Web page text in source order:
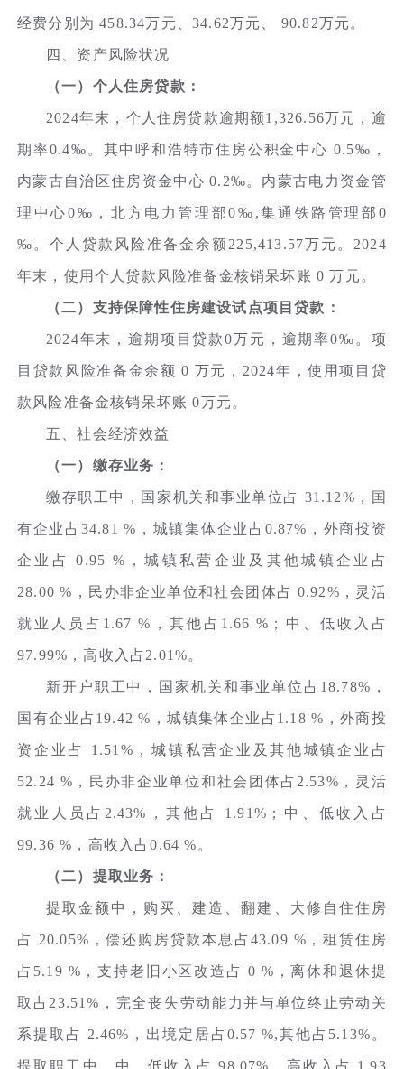
经费分别为 458.34万元、34.62万元、 90.82万元。
四、资产风险状况
（一）个人住房贷款：
2024年末，个人住房贷款逾期额1,326.56万元，逾
期率0.4‰。其中呼和浩特市住房公积金中心 0.5‰，
内蒙古自治区住房资金中心 0.2‰。内蒙古电力资金管
理中心0‰，北方电力管理部0‰,集通铁路管理部0
‰。个人贷款风险准备金余额225,413.57万元。2024
年末，使用个人贷款风险准备金核销呆坏账 0 万元。
（二）支持保障性住房建设试点项目贷款：
2024年末，逾期项目贷款0万元，逾期率0‰。项
目贷款风险准备金余额 0 万元，2024年，使用项目贷
款风险准备金核销呆坏账 0万元。
五、社会经济效益
（一）缴存业务：
缴存职工中，国家机关和事业单位占 31.12%，国
有企业占34.81 %，城镇集体企业占0.87%，外商投资
企业占 0.95 %，城镇私营企业及其他城镇企业占
28.00 %，民办非企业单位和社会团体占 0.92%，灵活
就业人员占1.67 %，其他占1.66 %；中、低收入占
97.99%，高收入占2.01%。
新开户职工中，国家机关和事业单位占18.78%，
国有企业占19.42 %，城镇集体企业占1.18 %，外商投
资企业占 1.51%，城镇私营企业及其他城镇企业占
52.24 %，民办非企业单位和社会团体占2.53%，灵活
就业人员占2.43%，其他占 1.91%；中、低收入占
99.36 %，高收入占0.64 %。
（二）提取业务：
提取金额中，购买、建造、翻建、大修自住住房
占 20.05%，偿还购房贷款本息占43.09 %，租赁住房
占5.19 %，支持老旧小区改造占 0 %，离休和退休提
取占23.51%，完全丧失劳动能力并与单位终止劳动关
系提取占 2.46%，出境定居占0.57 %,其他占5.13%。
提取职工中，中、低收入占 98.07%，高收入占 1.93